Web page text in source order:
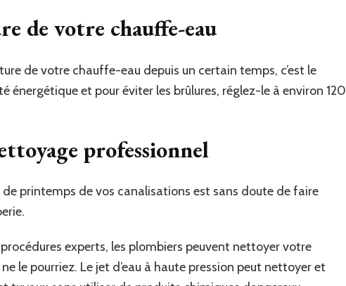
de votre chauffe-eau
de votre chauffe-eau depuis un certain temps, c’est le
énergétique et pour éviter les brûlures, réglez-le à environ 120
professionnel
printemps de vos canalisations est sans doute de faire
experts, les plombiers peuvent nettoyer votre
le pourriez. Le jet d’eau à haute pression peut nettoyer et